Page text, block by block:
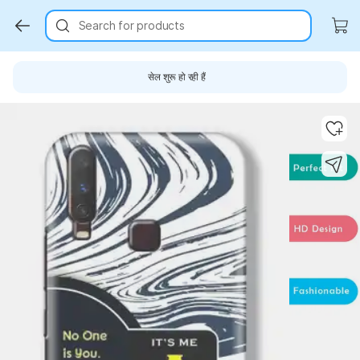
Search for products
सेल शुरू हो रही हैं